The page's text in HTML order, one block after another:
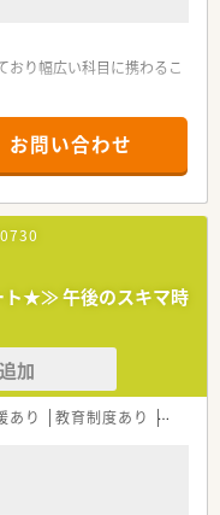
おり幅広い科目に携わるこ
崎県、関東エリアに80店舗
老舗企業です。
のある企業です。「ダイ
ート」「24Hお薬電話相
ーソンと併設した店舗作
た処方箋だけに頼らない薬
地域に貢献すべく、福祉
す。
する専門薬剤師を育てるプ
、学会参加、病院研修な
お問い合わせ
ト★≫ 午後のスキマ時
加
あり 教育制度あり シフト